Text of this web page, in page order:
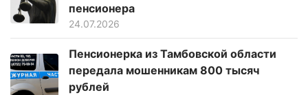
пенсионера
24.07.2026
Пенсионерка из Тамбовской области
передала мошенникам 800 тысяч
рублей